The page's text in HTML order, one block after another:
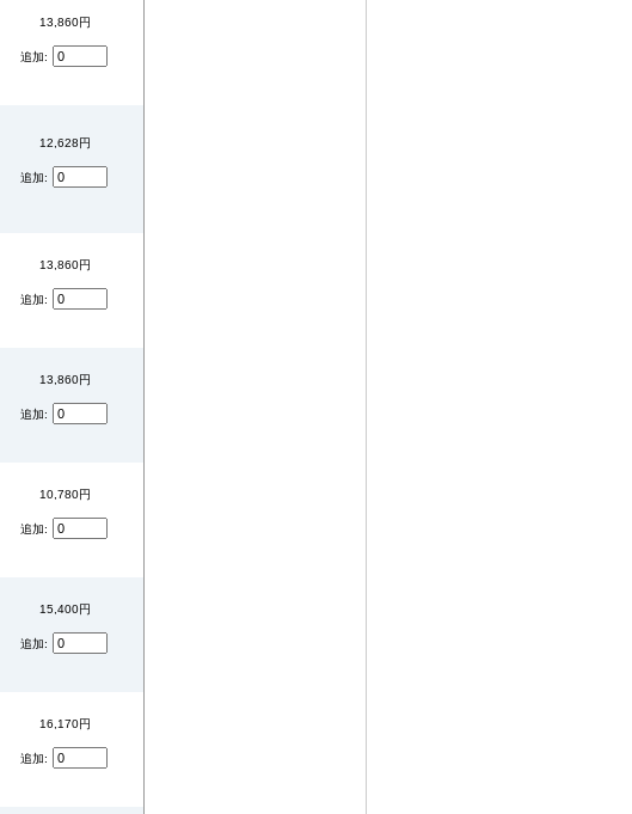
13,860円
追加:
12,628円
追加:
13,860円
追加:
13,860円
追加:
10,780円
追加:
15,400円
追加:
16,170円
追加: